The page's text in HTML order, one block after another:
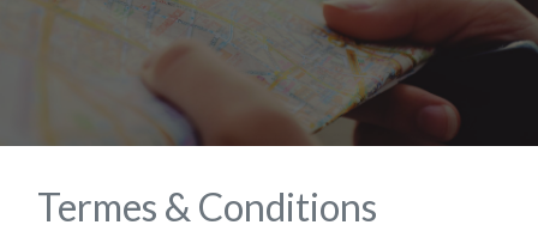
Termes & Conditions